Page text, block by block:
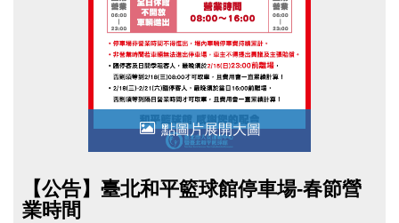
點圖片展開大圖
【公告】臺北和平籃球館停車場-春節營
業時間